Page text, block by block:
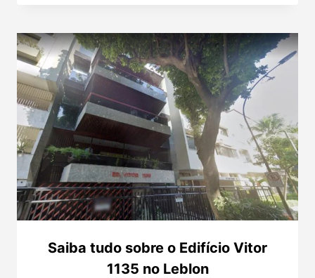
Saiba tudo sobre o Edifício Vitor
1135 no Leblon